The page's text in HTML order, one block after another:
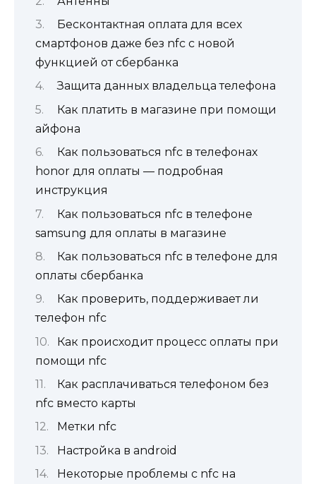
Бесконтактная оплата для всех
смартфонов даже без nfc с новой
функцией от сбербанка
Защита данных владельца телефона
Как платить в магазине при помощи
айфона
Как пользоваться nfc в телефонах
honor для оплаты — подробная
инструкция
Как пользоваться nfc в телефоне
samsung для оплаты в магазине
Как пользоваться nfc в телефоне для
оплаты сбербанка
Как проверить, поддерживает ли
телефон nfc
Как происходит процесс оплаты при
помощи nfc
Как расплачиваться телефоном без
nfc вместо карты
Метки nfc
Настройка в android
Некоторые проблемы с nfc на